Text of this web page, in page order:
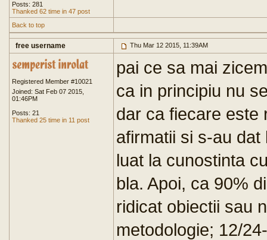
Posts: 281
Thanked 62 time in 47 post
Back to top
free username Thu Mar 12 2015, 11:39AM
Registered Member #10021
Joined: Sat Feb 07 2015,
01:46PM
Posts: 21
Thanked 25 time in 11 post
pai ce sa mai
ca in principiu nu
dar ca fiecare este
afirmatii si s-au
luat la cunostinta
bla. Apoi, ca 90%
ridicat obiectii sau
metodologie; 12/